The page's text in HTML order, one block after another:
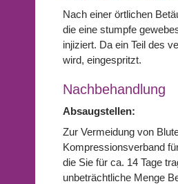
Nach einer örtlichen
die eine stumpfe
injiziert. Da ein Teil des
wird, eingespritzt.
Nachbehandlung
Absaugstellen:
Zur Vermeidung von
Kompressionsverband
die Sie für ca. 14 Tage
unbeträchtliche Menge